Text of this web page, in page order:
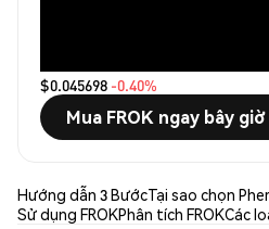
$0.045698 -0.40%
Mua FROK ngay bây giờ
Hướng dẫn 3 BướcTại sao chọn
Sử dụng FROKPhân tích FROKCác